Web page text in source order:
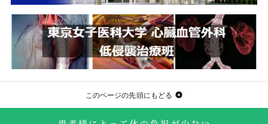
このページの先頭にもどる